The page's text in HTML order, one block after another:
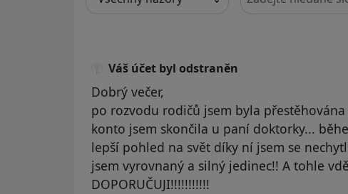
Váš účet byl odstraněn
Dobrý večer,
po rozvodu rodičů jsem byla
konto jsem skončila u paní doktorky...
lepší pohled na svět díky ní jsem se
jsem vyrovnaný a silný jedinec!! A tohle
DOPORUČUJI!!!!!!!!!!!